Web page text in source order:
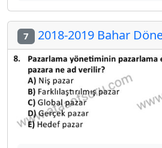
7 2018-2019 Bahar